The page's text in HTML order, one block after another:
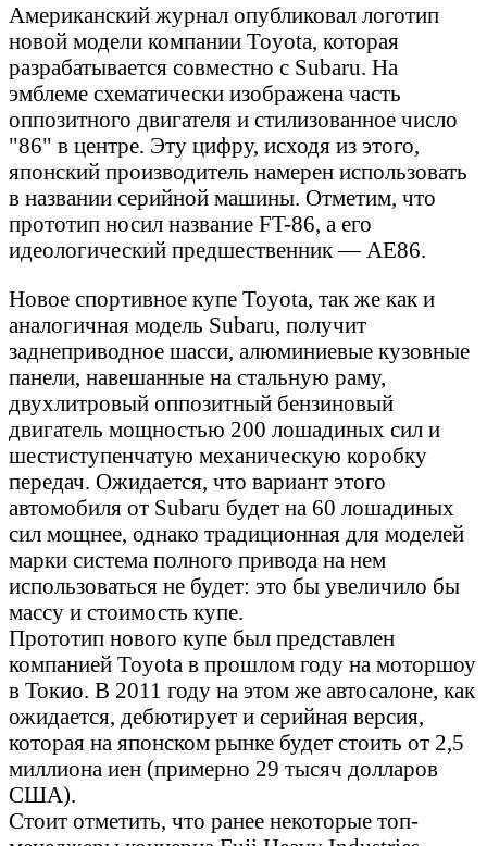
Американский журнал опубликовал логотип
новой модели компании Toyota, которая
разрабатывается совместно с Subaru. На
эмблеме схематически изображена часть
оппозитного двигателя и стилизованное число
"86" в центре. Эту цифру, исходя из этого,
японский производитель намерен использовать
в названии серийной машины. Отметим, что
прототип носил название FT-86, а его
идеологический предшественник — AE86.
Новое спортивное купе Toyota, так же как и
аналогичная модель Subaru, получит
заднеприводное шасси, алюминиевые кузовные
панели, навешанные на стальную раму,
двухлитровый оппозитный бензиновый
двигатель мощностью 200 лошадиных сил и
шестиступенчатую механическую коробку
передач. Ожидается, что вариант этого
автомобиля от Subaru будет на 60 лошадиных
сил мощнее, однако традиционная для моделей
марки система полного привода на нем
использоваться не будет: это бы увеличило бы
массу и стоимость купе.
Прототип нового купе был представлен
компанией Toyota в прошлом году на моторшоу
в Токио. В 2011 году на этом же автосалоне, как
ожидается, дебютирует и серийная версия,
которая на японском рынке будет стоить от 2,5
миллиона иен (примерно 29 тысяч долларов
США).
Стоит отметить, что ранее некоторые топ-